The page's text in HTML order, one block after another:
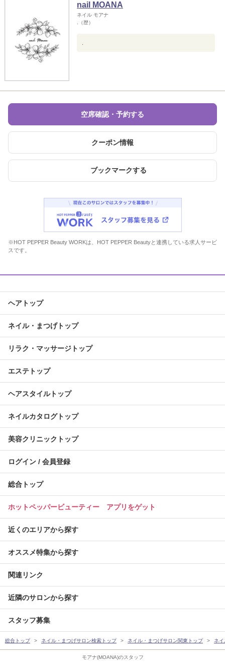
モアナ(MOANA)のスタッフ
nail MOANA
ネイル モアナ
（歴）
空席確認・予約する
クーポン情報
ブックマークする
※HOT PEPPER Beauty WORKは、HOT PEPPER Beautyと連携している求人サービ
スです。
ヘアトップ
ネイル・まつげトップ
リラク・マッサージトップ
エステトップ
ヘアスタイルトップ
ネイルカタログトップ
美容クリニックトップ
ログイン / 会員登録
総合トップ
ホットペッパービューティー アプリをゲット
近くのエリアから探す
オススメ特集から探す
関連リンク
近隣のサロンから探す
スタッフ募集
総合トップ ネイル・まつげサロン検索トップ ネイル・まつげサロン関東トップ ネ